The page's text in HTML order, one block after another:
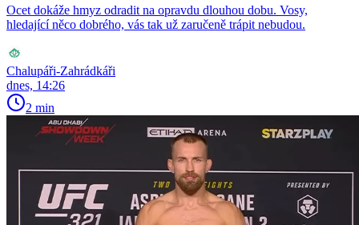
Ocet dokáže hmyz odradit na opravdu dlouhou dobu. Vosy,
hledající něco dobrého, vás tak už zaručeně trápit nebudou.
Chalupáři-Zahrádkáři
dnes, 14:26
2 min